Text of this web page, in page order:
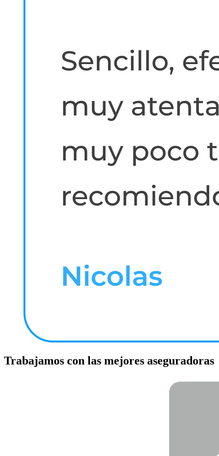
Trabajamos con las mejores aseguradoras